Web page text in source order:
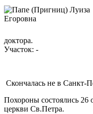
доктора.
Участок: -
Скончалась не в Санкт-
Похороны состоялись 26
церкви Св.Петра.